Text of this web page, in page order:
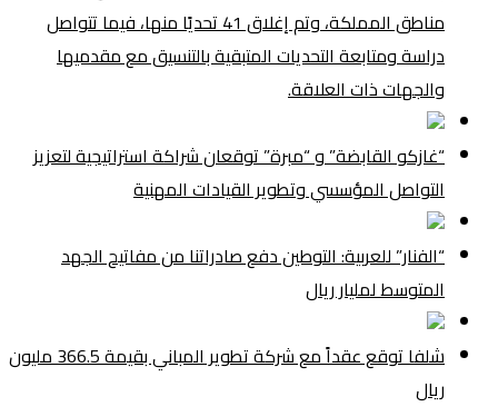
مناطق المملكة، وتم إغلاق 41 تحديًا منها، فيما تتواصل
دراسة ومتابعة التحديات المتبقية بالتنسيق مع مقدميها
والجهات ذات العلاقة.
“غازكو القابضة” و “مبرة” توقعان شراكة استراتيجية لتعزيز
التواصل المؤسسي وتطوير القيادات المهنية
“الفنار” للعربية: التوطين دفع صادراتنا من مفاتيح الجهد
المتوسط لمليار ريال
شلفا توقع عقداً مع شركة تطوير المباني بقيمة 366.5 مليون
ريال